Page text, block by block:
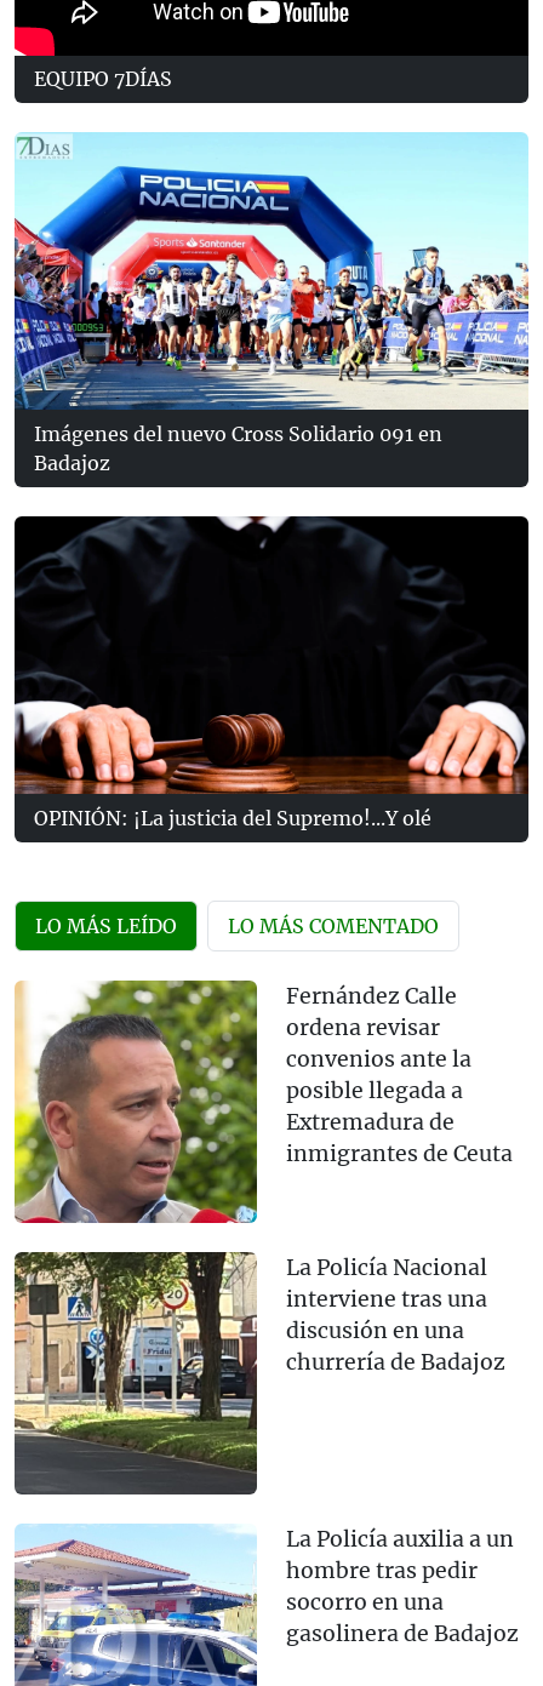
EQUIPO 7DÍAS
Imágenes del nuevo Cross Solidario 091 en
Badajoz
OPINIÓN: ¡La justicia del Supremo!...Y olé
LO MÁS LEÍDO LO MÁS COMENTADO
Fernández Calle
ordena revisar
convenios ante la
posible llegada a
Extremadura de
inmigrantes de Ceuta
La Policía Nacional
interviene tras una
discusión en una
churrería de Badajoz
La Policía auxilia a un
hombre tras pedir
socorro en una
gasolinera de Badajoz